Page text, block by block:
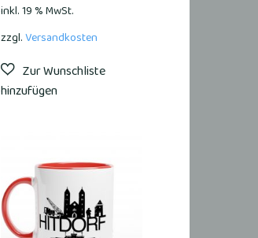
inkl. 19 % MwSt.
zzgl.Versandkosten
Add to
wishlist